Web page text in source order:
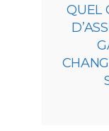
QUEL